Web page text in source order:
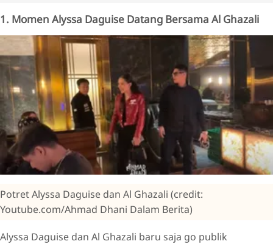
1. Momen Alyssa Daguise Datang Bersama Al Ghazali
Potret Alyssa Daguise dan Al Ghazali (credit:
Youtube.com/Ahmad Dhani Dalam Berita)
Alyssa Daguise dan Al Ghazali baru saja go publik